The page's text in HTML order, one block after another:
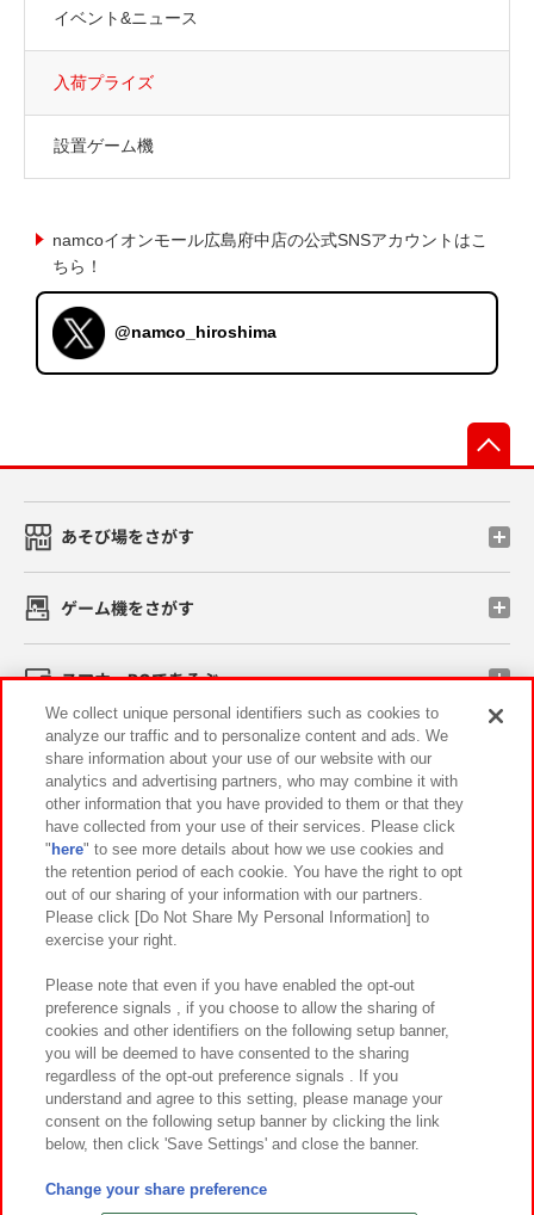
イベント&ニュース
入荷プライズ
設置ゲーム機
namcoイオンモール広島府中店の公式SNSアカウントはこ
ちら！
@namco_hiroshima
あそび場をさがす
ゲーム機をさがす
スマホ・PCであそぶ
イベント・キャンペーン
関連会社 サステナビリティ サイトポリシー
プライバシーポリシー ウェブアクセシビリティ方針と検証結果
お取引先さまとともに
カスタマーハラスメント対応方針 よくあるご質問・お問い合わせ
©Bandai Namco Amusement Inc.
©Bandai Namco Amusement Lab Inc.
We collect unique personal identifiers such as cookies to
analyze our traffic and to personalize content and ads. We
share information about your use of our website with our
analytics and advertising partners, who may combine it with
other information that you have provided to them or that they
have collected from your use of their services. Please click
" here" to see more details about how we use cookies and
the retention period of each cookie. You have the right to opt
out of our sharing of your information with our partners.
Please click [Do Not Share My Personal Information] to
exercise your right.
Please note that even if you have enabled the opt-out
preference signals , if you choose to allow the sharing of
cookies and other identifiers on the following setup banner,
you will be deemed to have consented to the sharing
regardless of the opt-out preference signals . If you
understand and agree to this setting, please manage your
consent on the following setup banner by clicking the link
below, then click 'Save Settings' and close the banner.
Change your share preference